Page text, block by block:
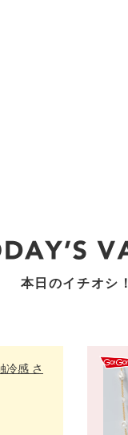
本日のイチオシ！
冷感 さ